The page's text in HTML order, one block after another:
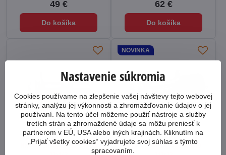
49 €
Do košíka
62 €
Do košíka
Náboj Z Shimano SLX M7110
NOVINKA
Náboj Z Shimano XT M8010
Nastavenie súkromia
Cookies používame na zlepšenie vašej návštevy tejto webovej
stránky, analýzu jej výkonnosti a zhromažďovanie údajov o jej
používaní. Na tento účel môžeme použiť nástroje a služby
tretích strán a zhromaždené údaje sa môžu preniesť k
partnerom v EÚ, USA alebo iných krajinách. Kliknutím na
„Prijať všetky cookies“ vyjadrujete svoj súhlas s týmto
spracovaním.